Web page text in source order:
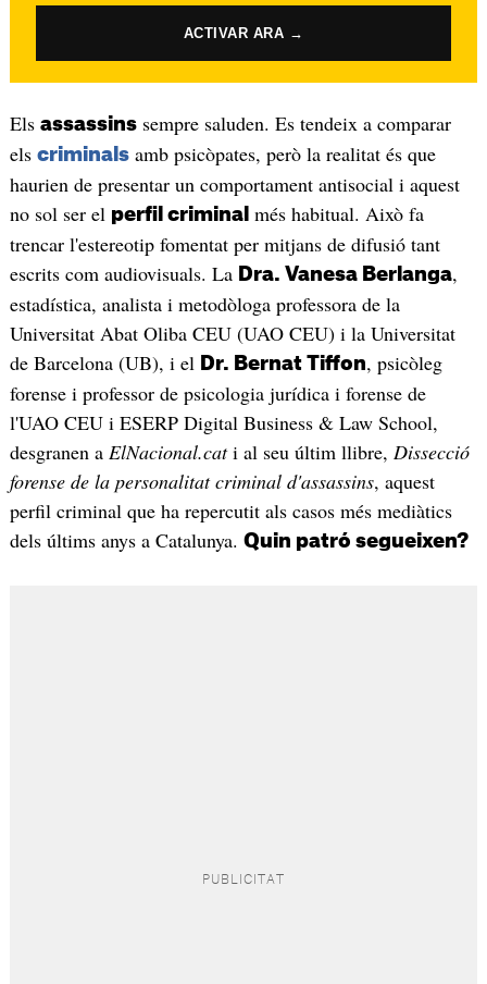
ACTIVAR ARA →
Els assassinssempre saluden. Es tendeix a comparar
els criminalsamb psicòpates, però la realitat és que
haurien de presentar un comportament antisocial i aquest
no sol ser el perfil criminal més habitual. Això fa
trencar l'estereotip fomentat per mitjans de difusió tant
escrits com audiovisuals. La Dra. Vanesa Berlanga,
estadística, analista i metodòloga professora de la
Universitat Abat Oliba CEU (UAO CEU) i la Universitat
de Barcelona (UB), i el Dr. Bernat Tiffon, psicòleg
forense i professor de psicologia jurídica i forense de
l'UAO CEU i ESERP Digital Business & Law School,
desgranen a ElNacional.cati al seu últim llibre, Dissecció
forense de la personalitat criminal d'assassins, aquest
perfil criminal que ha repercutit als casos més mediàtics
dels últims anys a Catalunya. Quin patró segueixen?